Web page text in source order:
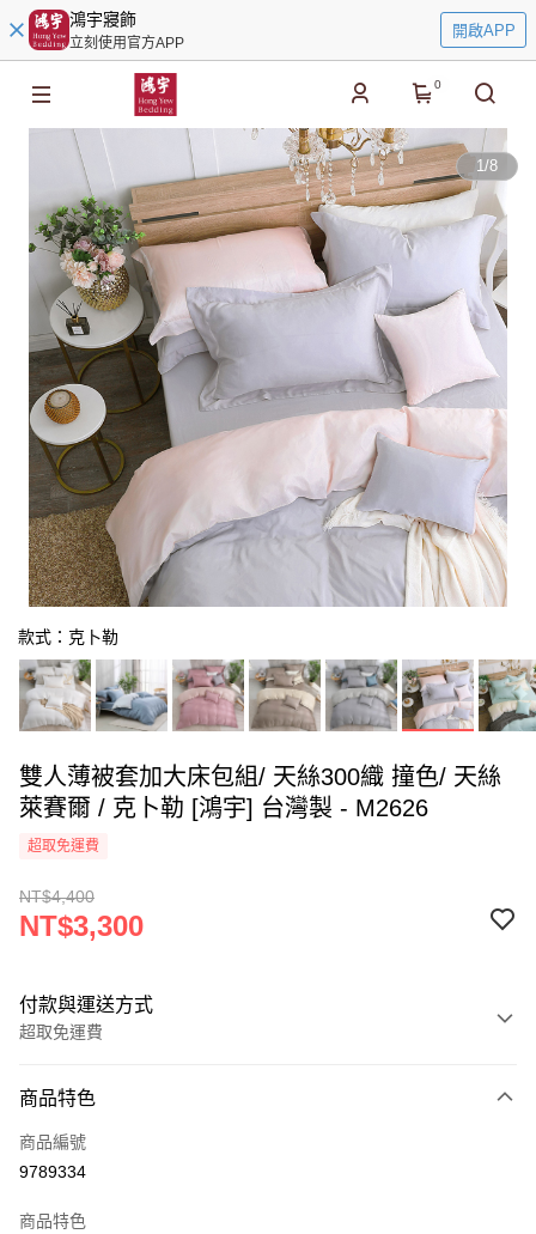
鴻宇寢飾
立刻使用官方APP
開啟APP
0
1/8
款式：克卜勒
雙人薄被套加大床包組/ 天絲300織 撞色/ 天絲
萊賽爾 / 克卜勒 [鴻宇] 台灣製 - M2626
超取免運費
NT$4,400
NT$3,300
付款與運送方式
超取免運費
信用卡一次付款
超商取貨付款
商品特色
商品編號
9789334
商品特色